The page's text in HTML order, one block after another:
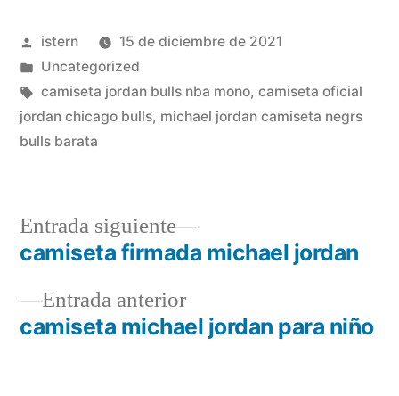
Publicado
por
istern
15 de diciembre de 2021
Publicado
en
Uncategorized
Etiquetas:
camiseta jordan bulls nba mono, camiseta oficial
jordan chicago bulls, michael jordan camiseta negrs
bulls barata
Navegación
deEntrada anteriorEntrada
anterior:
camiseta michael jordan para niño
Entrada siguiente
Entrada
siguiente:
camiseta firmada michael jordan